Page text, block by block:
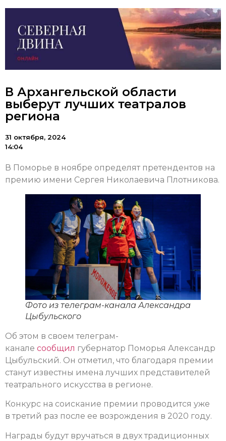
В Архангельской области
выберут лучших театралов
региона
31 октября, 2024
14:04
В Поморье в ноябре определят претендентов на
премию имени Сергея Николаевича Плотникова.
Фото из телеграм-канала Александра
Цыбульского
Об этом в своем телеграм-
канале сообщил губернатор Поморья Александр
Цыбульский. Он отметил, что благодаря премии
станут известны имена лучших представителей
театрального искусства в регионе.
Конкурс на соискание премии проводится уже
в третий раз после ее возрождения в 2020 году.
Награды будут вручаться в двух традиционных